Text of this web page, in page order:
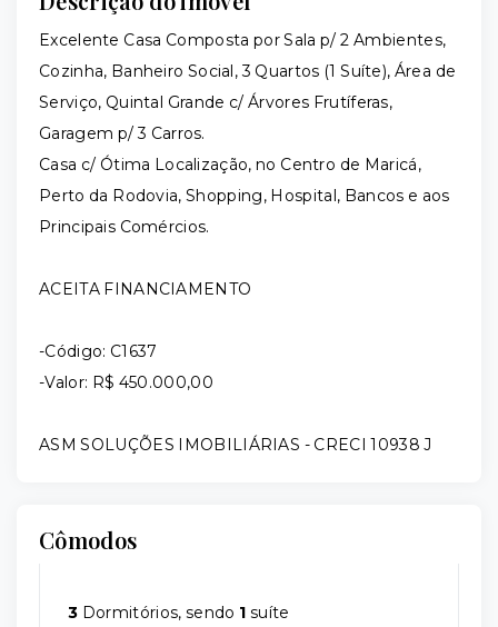
Excelente Casa Composta por Sala p/ 2 Ambientes,
Cozinha, Banheiro Social, 3 Quartos (1 Suíte), Área de
Serviço, Quintal Grande c/ Árvores Frutíferas,
Garagem p/ 3 Carros.
Casa c/ Ótima Localização, no Centro de Maricá,
Perto da Rodovia, Shopping, Hospital, Bancos e aos
Principais Comércios.
ACEITA FINANCIAMENTO
-Código: C1637
-Valor: R$ 450.000,00
ASM SOLUÇÕES IMOBILIÁRIAS - CRECI 10938 J
Cômodos
3 Dormitórios, sendo 1 suíte